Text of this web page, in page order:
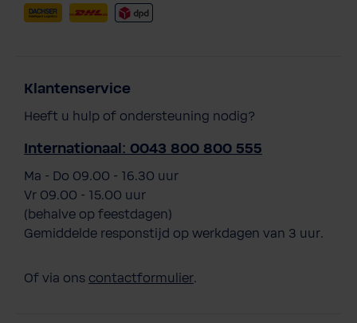
Klantenservice
Heeft u hulp of ondersteuning nodig?
Internationaal: 0043 800 800 555
Ma - Do 09.00 - 16.30 uur
Vr 09.00 - 15.00 uur
(behalve op feestdagen)
Gemiddelde responstijd op werkdagen van 3 uur.
Of via ons contactformulier.